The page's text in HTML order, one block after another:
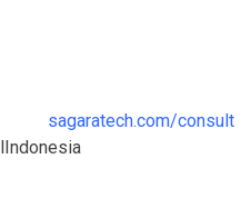
sagaratech.com/consult